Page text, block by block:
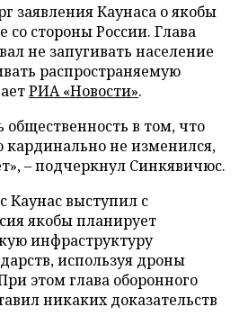
заявления Каунаса о якобы
со стороны России. Глава
не запугивать население
распространяемую
РИА «Новости».
общественность в том, что
кардинально не изменился,
– подчеркнул Синкявичюс.
Каунас выступил с
якобы планирует
инфраструктуру
используя дроны
этом глава оборонного
никаких доказательств